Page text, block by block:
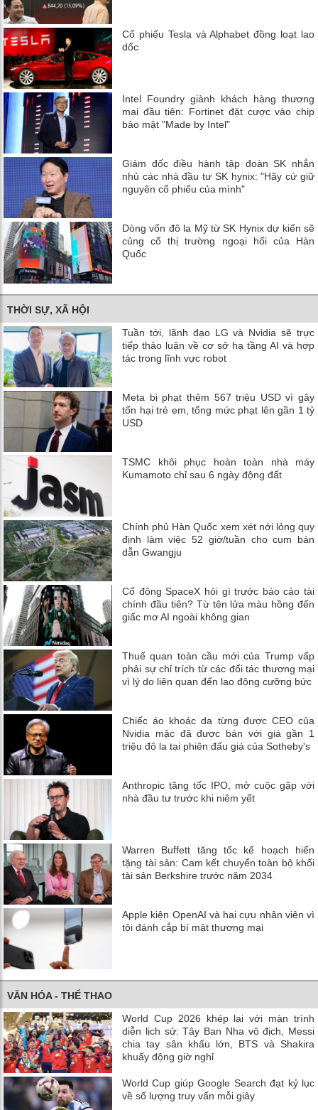
Cổ phiếu Tesla và Alphabet đồng loạt lao
dốc
Intel Foundry giành khách hàng thương
mại đầu tiên: Fortinet đặt cược vào chip
bảo mật "Made by Intel"
Giám đốc điều hành tập đoàn SK nhắn
nhủ các nhà đầu tư SK hynix: "Hãy cứ giữ
nguyên cổ phiếu của mình"
Dòng vốn đô la Mỹ từ SK Hynix dự kiến ​​sẽ
củng cố thị trường ngoại hối của Hàn
Quốc
THỜI SỰ, XÃ HỘI
Tuần tới, lãnh đạo LG và Nvidia sẽ trực
tiếp thảo luận về cơ sở hạ tầng AI và hợp
tác trong lĩnh vực robot
Meta bị phạt thêm 567 triệu USD vì gây
tổn hại trẻ em, tổng mức phạt lên gần 1 tỷ
USD
TSMC khôi phục hoàn toàn nhà máy
Kumamoto chỉ sau 6 ngày động đất
Chính phủ Hàn Quốc xem xét nới lỏng quy
định làm việc 52 giờ/tuần cho cụm bán
dẫn Gwangju
Cổ đông SpaceX hỏi gì trước báo cáo tài
chính đầu tiên? Từ tên lửa màu hồng đến
giấc mơ AI ngoài không gian
Thuế quan toàn cầu mới của Trump vấp
phải sự chỉ trích từ các đối tác thương mại
vì lý do liên quan đến lao động cưỡng bức
Chiếc áo khoác da từng được CEO của
Nvidia mặc đã được bán với giá gần 1
triệu đô la tại phiên đấu giá của Sotheby's
Anthropic tăng tốc IPO, mở cuộc gặp với
nhà đầu tư trước khi niêm yết
Warren Buffett tăng tốc kế hoạch hiến
tặng tài sản: Cam kết chuyển toàn bộ khối
tài sản Berkshire trước năm 2034
Apple kiện OpenAI và hai cựu nhân viên vì
tội đánh cắp bí mật thương mại
VĂN HÓA - THỂ THAO
World Cup 2026 khép lại với màn trình
diễn lịch sử: Tây Ban Nha vô địch, Messi
chia tay sân khấu lớn, BTS và Shakira
khuấy động giờ nghỉ
World Cup giúp Google Search đạt kỷ lục
về số lượng truy vấn mỗi giây